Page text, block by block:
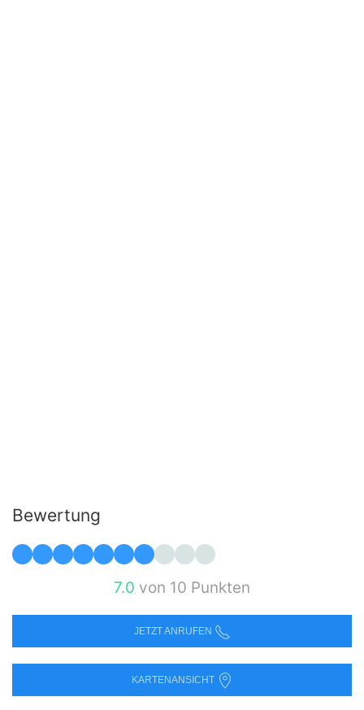
Bewertung
7.0 von 10 Punkten
JETZT ANRUFEN
KARTENANSICHT